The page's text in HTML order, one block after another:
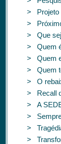
> Projeto
>
> Que
> Quem
> Quem
> Quem
> O
> Recall
> A
> Sempre
>
>